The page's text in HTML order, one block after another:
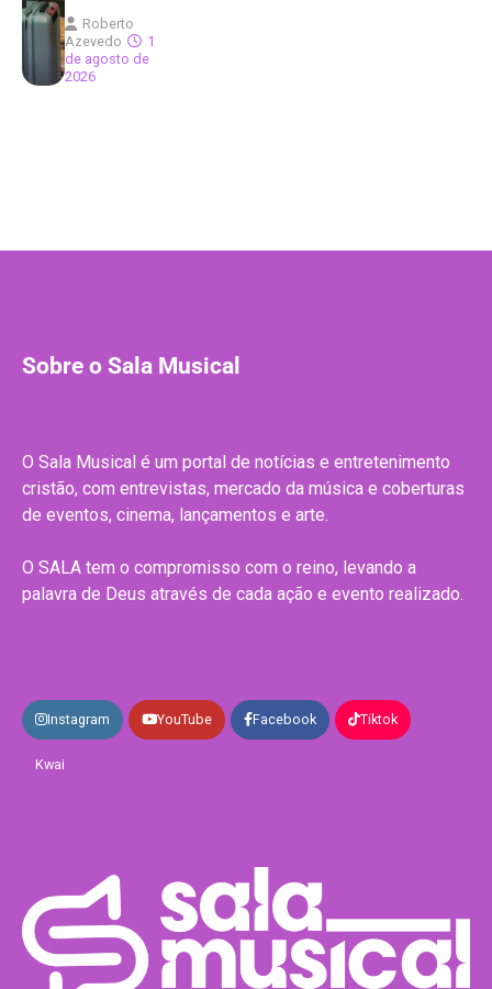
Roberto
Azevedo
1
de agosto de
2026
Sobre o Sala Musical
O Sala Musical é um portal de notícias e entretenimento
cristão, com entrevistas, mercado da música e coberturas
de eventos, cinema, lançamentos e arte.
O SALA tem o compromisso com o reino, levando a
palavra de Deus através de cada ação e evento realizado.
Instagram YouTube Facebook Tiktok
Kwai